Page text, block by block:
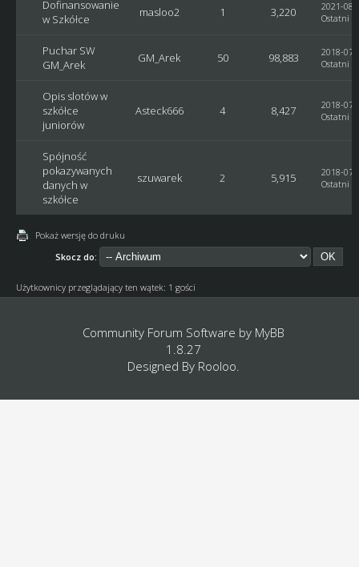
Dofinansowanie
w Szkółce
masloo2 1 3,220
2021-08-
Ostatni
Puchar SW
GM_Arek
GM_Arek 50 98,883
2018-07-
Ostatni
Opis slotów w
szkółce
juniorów
Asteck666 4 8,427
2018-07-
Ostatni
Spójność
pokazywanych
danych w
szkółce
szuwarek 2 5,915
2018-07-
Ostatni
Pokaż wersję do druku
Skocz do:
Użytkownicy przeglądający ten wątek: 1 gości
Community Forum Software by MyBB
1.8.27
Designed By Rooloo